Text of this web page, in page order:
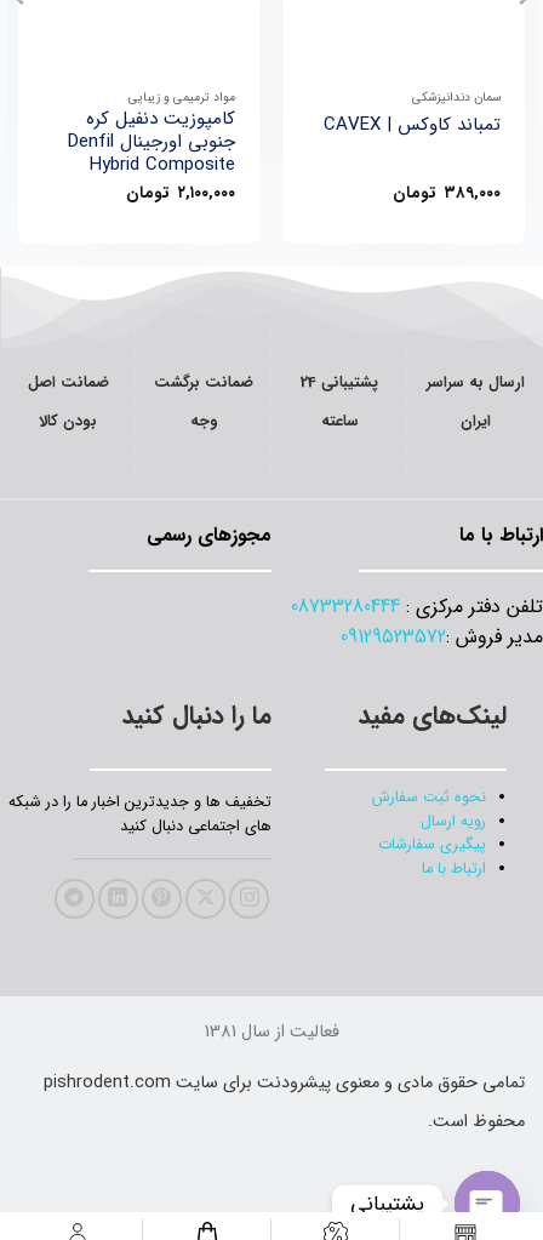
سمان دندانپزشکی
تمباند کاوکس | CAVEX
۳۸۹,۰۰۰ تومان
مواد ترمیمی و زیبایی
کامپوزیت دنفیل کره
جنوبی اورجینال Denfil
Hybrid Composite
۲,۱۰۰,۰۰۰ تومان
ارسال به سراسر
ایران
پشتیبانی 24
ساعته
ضمانت برگشت
وجه
ضمانت اصل
بودن کالا
ارتباط با ما
تلفن دفتر مرکزی : 08733280444
مدیر فروش :09129523572
مجوزهای رسمی
لینک‌های مفید
نحوه ثبت سفارش
رویه ارسال
پیگیری سفارشات
ارتباط با ما
ما را دنبال کنید
تخفیف‌ ها و جدیدترین‌ اخبار ما را در شبکه
های اجتماعی دنبال کنید
فعالیت از سال 1381
تمامی حقوق مادی و معنوی پیشرودنت برای سایت pishrodent.com
محفوظ است.
پشتیبانی